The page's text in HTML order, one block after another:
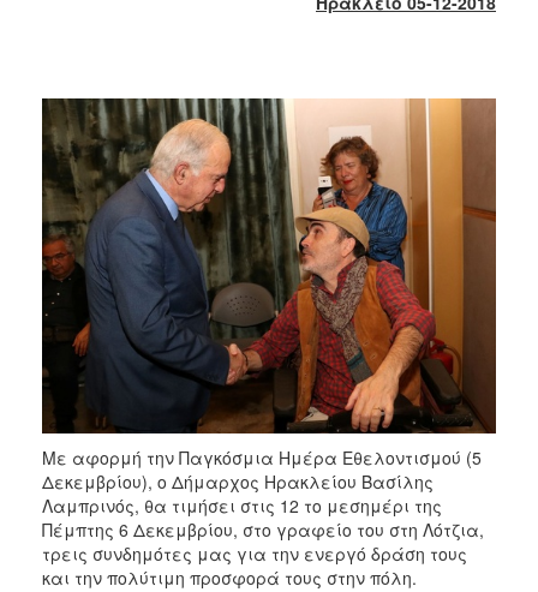
2015
2013
2012
2011
2010
2006
ΠΟΛΙΤΙΣΜΟΣ
ΑΝΘΕΚΤΙΚΗ
ΠΟΛΗ
Με αφορμή την Παγκόσμια Ημέρα Εθελοντισμού (5
Δεκεμβρίου), ο Δήμαρχος Ηρακλείου Βασίλης
Λαμπρινός, θα τιμήσει στις 12 το μεσημέρι της
Πέμπτης 6 Δεκεμβρίου, στο γραφείο του στη Λότζια,
τρεις συνδημότες μας για την ενεργό δράση τους
και την πολύτιμη προσφορά τους στην πόλη.